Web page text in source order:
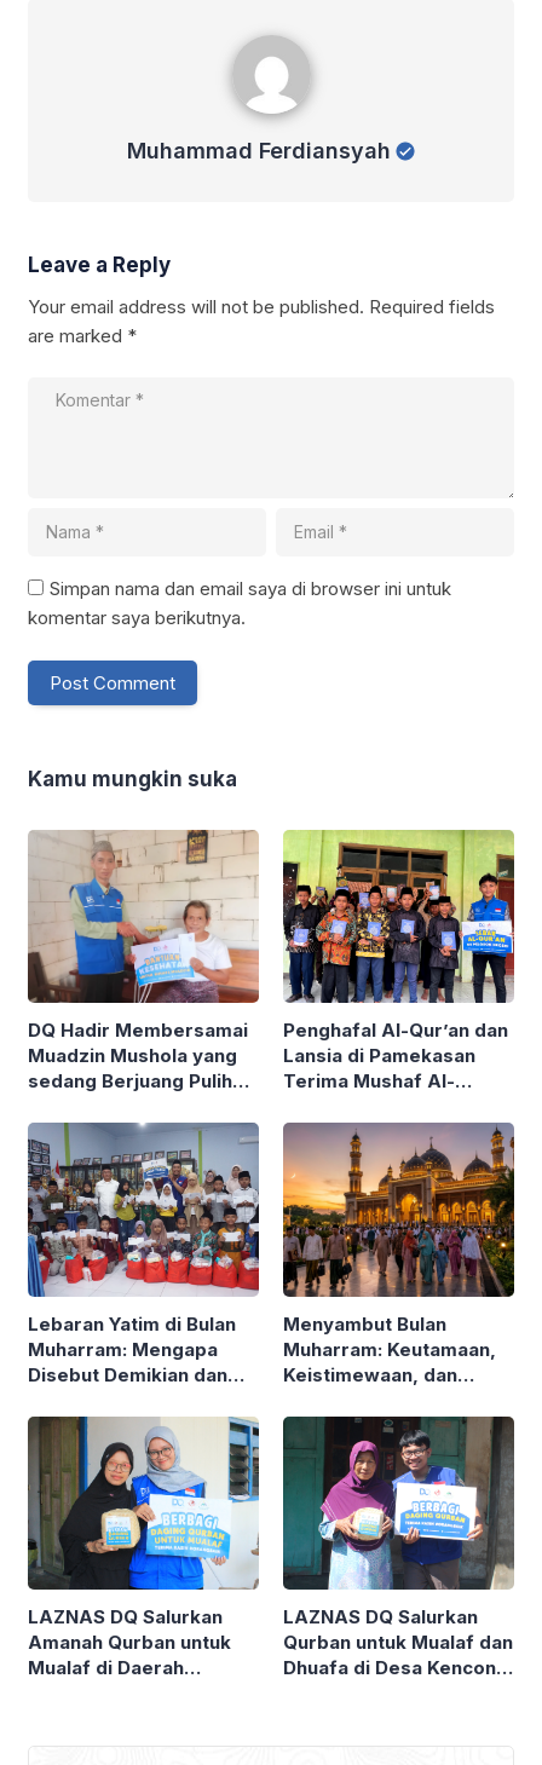
Muhammad Ferdiansyah
Leave a Reply
Your email address will not be published. Required fields
are marked *
Simpan nama dan email saya di browser ini untuk
komentar saya berikutnya.
Kamu mungkin suka
DQ Hadir Membersamai
Muadzin Mushola yang
sedang Berjuang Pulih
Penghafal Al-Qur’an dan
Lansia di Pamekasan
Terima Mushaf Al-
Lebaran Yatim di Bulan
Muharram: Mengapa
Disebut Demikian dan
Menyambut Bulan
Muharram: Keutamaan,
Keistimewaan, dan
bagi Umat Islam
LAZNAS DQ Salurkan
Amanah Qurban untuk
Mualaf di Daerah
LAZNAS DQ Salurkan
Qurban untuk Mualaf dan
Dhuafa di Desa Kencong,